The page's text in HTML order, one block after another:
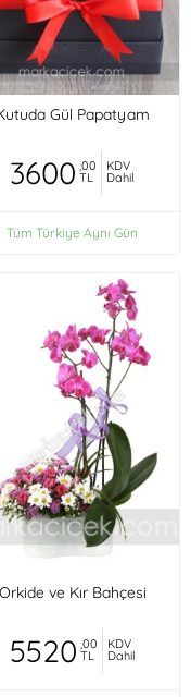
Gül Papatyam
3600 ,00
TL
KDV
Dahil
Tüm Türkiye Aynı Gün
Orkide ve Kır Bahçesi
5520 ,00
TL
KDV
Dahil